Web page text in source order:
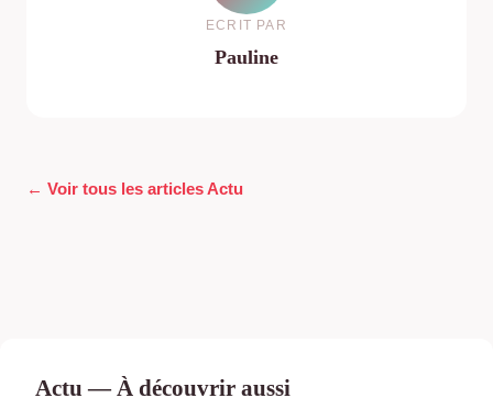
ECRIT PAR
Pauline
← Voir tous les articles Actu
Actu — À découvrir aussi